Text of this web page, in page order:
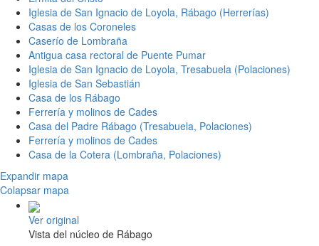
Iglesia de San Ignacio de Loyola, Rábago (Herrerías)
Casas de los Coroneles
Caserío de Lombraña
Antigua casa rectoral de Puente Pumar
Iglesia de San Ignacio de Loyola, Tresabuela (Polaciones)
Iglesia de San Sebastián
Casa de los Rábago
Ferrería y molinos de Cades
Casa del Padre Rábago (Tresabuela, Polaciones)
Ferrería y molinos de Cades
Casa de la Cotera (Lombraña, Polaciones)
Expandir mapa
Colapsar mapa
Ver original
Vista del núcleo de Rábago